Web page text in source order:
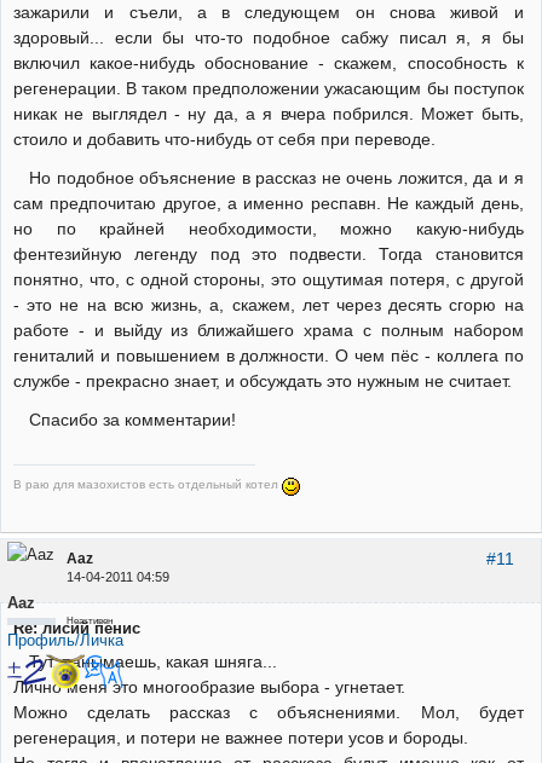
зажарили и съели, а в следующем он снова живой и
здоровый... если бы что-то подобное сабжу писал я, я бы
включил какое-нибудь обоснование - скажем, способность к
регенерации. В таком предположении ужасающим бы поступок
никак не выглядел - ну да, а я вчера побрился. Может быть,
стоило и добавить что-нибудь от себя при переводе.
Но подобное объяснение в рассказ не очень ложится, да и я
сам предпочитаю другое, а именно респавн. Не каждый день,
но по крайней необходимости, можно какую-нибудь
фентезийную легенду под это подвести. Тогда становится
понятно, что, с одной стороны, это ощутимая потеря, с другой
- это не на всю жизнь, а, скажем, лет через десять сгорю на
работе - и выйду из ближайшего храма с полным набором
гениталий и повышением в должности. О чем пёс - коллега по
службе - прекрасно знает, и обсуждать это нужным не считает.
Спасибо за комментарии!
В раю для мазохистов есть отдельный котел
#11
Aaz
14-04-2011 04:59
Aaz
Неактивен
Профиль/Личка
Re: лисий пенис
Тут, панымаешь, какая шняга...
Лично меня это многообразие выбора - угнетает.
Можно сделать рассказ с объяснениями. Мол, будет
регенерация, и потери не важнее потери усов и бороды.